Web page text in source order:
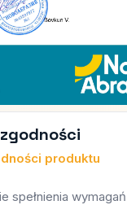
produktu
spełnienia wymagań